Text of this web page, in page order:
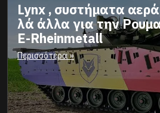
Lynx , συστήματα
λά άλλα για την
E-Rheinmetall
Περισσότερα »